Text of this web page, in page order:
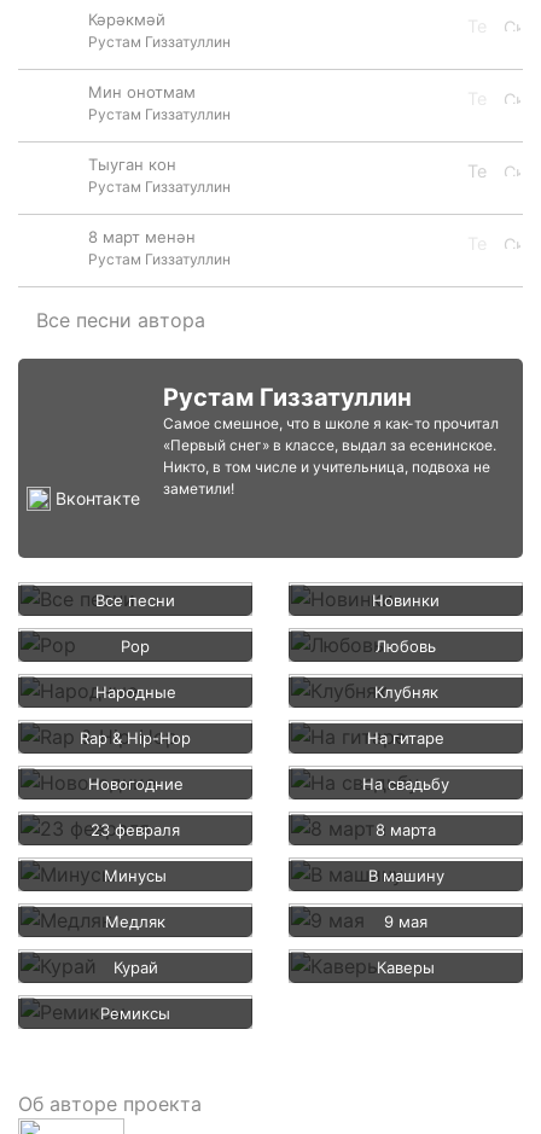
Кәрәкмәй
Рустам Гиззатуллин
Мин онотмам
Рустам Гиззатуллин
Тыуган кон
Рустам Гиззатуллин
8 март менән
Рустам Гиззатуллин
Все песни автора
Рустам Гиззатуллин
Самое смешное, что в школе я как-то прочитал
«Первый снег» в классе, выдал за есенинское.
Никто, в том числе и учительница, подвоха не
заметили!
Вконтакте
Все песни Новинки
Pop Любовь
Народные Клубняк
Rap & Hip-Hop На гитаре
Новогодние На свадьбу
23 февраля 8 марта
Минусы В машину
Медляк 9 мая
Курай Каверы
Ремиксы
Об авторе проекта